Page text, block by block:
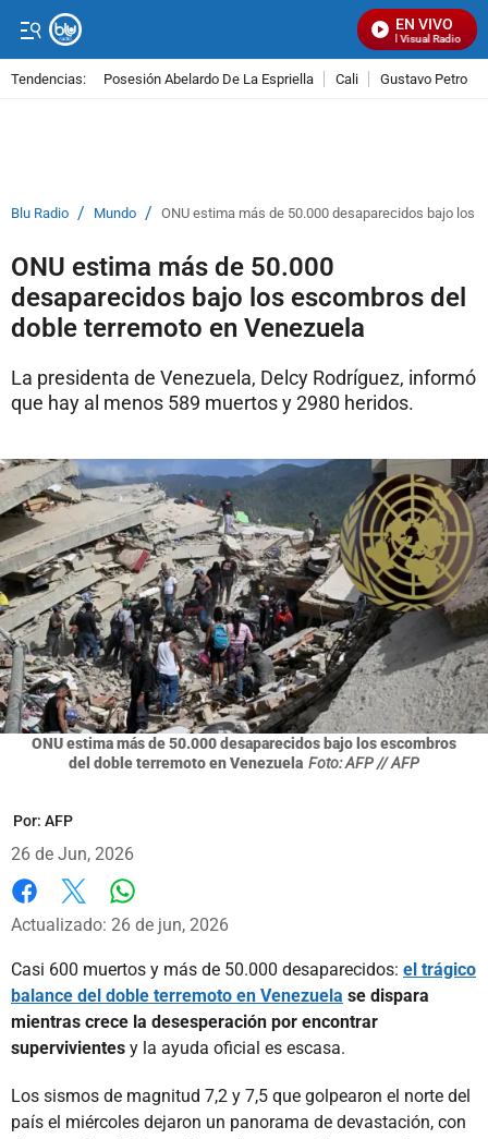
EN VIVO
Señal Visual Radio
Tendencias: Posesión Abelardo De La Espriella Cali Gustavo Petro
Blu Radio / Mundo / ONU estima más de 50.000 desaparecidos bajo los
ONU estima más de 50.000
desaparecidos bajo los escombros del
doble terremoto en Venezuela
La presidenta de Venezuela, Delcy Rodríguez, informó
que hay al menos 589 muertos y 2980 heridos.
ONU estima más de 50.000 desaparecidos bajo los escombros
del doble terremoto en Venezuela Foto: AFP // AFP
Por: AFP
26 de Jun, 2026
Facebook
X
Actualizado: 26 de jun, 2026
Casi 600 muertos y más de 50.000 desaparecidos: el trágico
balance del doble terremoto en Venezuela se dispara
mientras crece la desesperación por encontrar
supervivientes y la ayuda oficial es escasa.
Los sismos de magnitud 7,2 y 7,5 que golpearon el norte del
país el miércoles dejaron un panorama de devastación, con